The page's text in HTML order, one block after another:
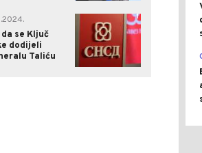
se Ključ
dodijeli
Taliću
1